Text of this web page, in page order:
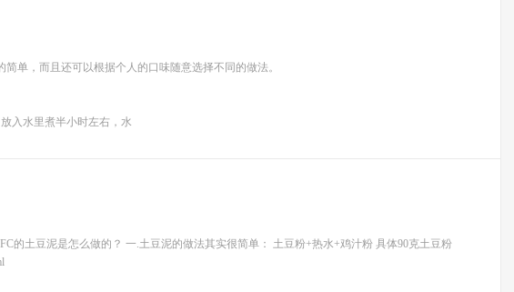
单，而且还可以根据个人的口味随意选择不同的做法。
入水里煮半小时左右，水
的土豆泥是怎么做的？ 一.土豆泥的做法其实很简单： 土豆粉+热水+鸡汁粉 具体90克土豆粉